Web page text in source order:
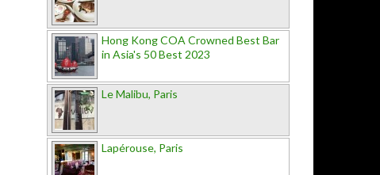
Hong Kong COA Crowned Best Bar
in Asia's 50 Best 2023
Le Malibu, Paris
Lapérouse, Paris